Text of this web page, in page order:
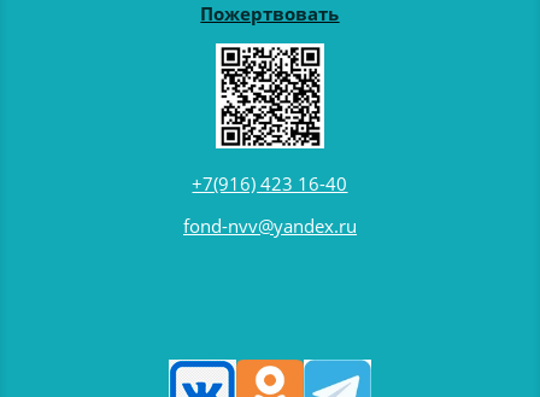
Пожертвовать
+7(916) 423 16-40
fond-nvv@yandex.ru